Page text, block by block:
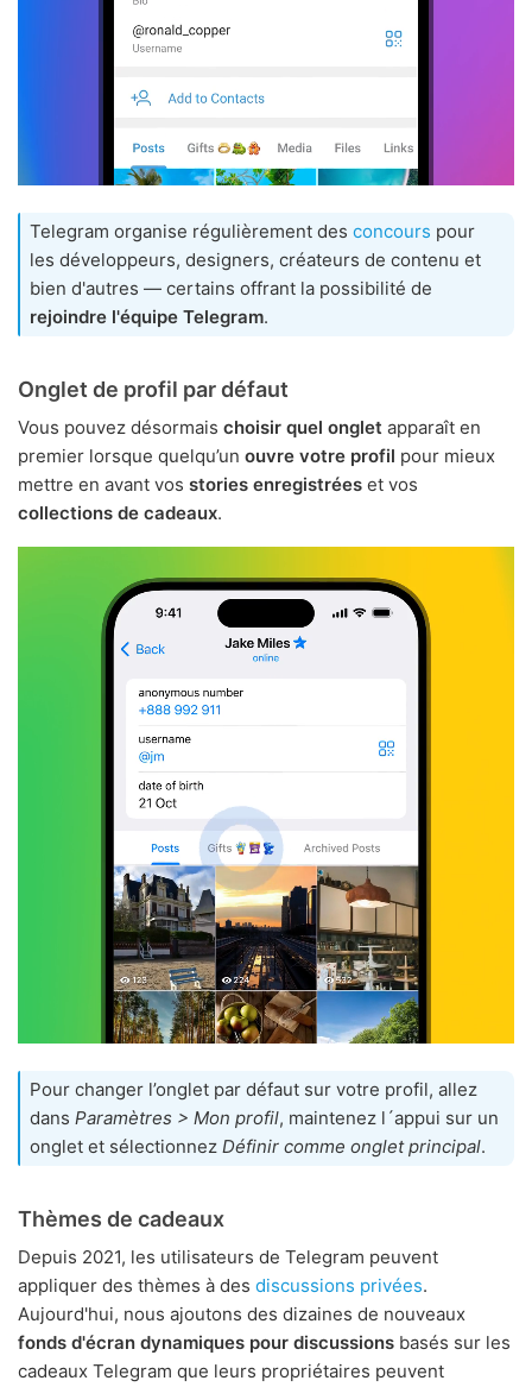
Telegram organise régulièrement des concours pour
les développeurs, designers, créateurs de contenu et
bien d'autres — certains offrant la possibilité de
rejoindre l'équipe Telegram.
Onglet de profil par défaut
Vous pouvez désormais choisir quel onglet apparaît en
premier lorsque quelqu’un ouvre votre profil pour mieux
mettre en avant vos stories enregistrées et vos
collections de cadeaux.
Pour changer l’onglet par défaut sur votre profil, allez
dans Paramètres > Mon profil, maintenez l´appui sur un
onglet et sélectionnez Définir comme onglet principal.
Thèmes de cadeaux
Depuis 2021, les utilisateurs de Telegram peuvent
appliquer des thèmes à des discussions privées.
Aujourd'hui, nous ajoutons des dizaines de nouveaux
fonds d'écran dynamiques pour discussions basés sur les
cadeaux Telegram que leurs propriétaires peuvent